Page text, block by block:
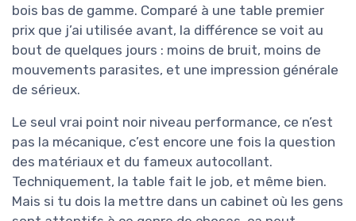
bois bas de gamme. Comparé à une table premier
prix que j’ai utilisée avant, la différence se voit au
bout de quelques jours : moins de bruit, moins de
mouvements parasites, et une impression générale
de sérieux.
Le seul vrai point noir niveau performance, ce n’est
pas la mécanique, c’est encore une fois la question
des matériaux et du fameux autocollant.
Techniquement, la table fait le job, et même bien.
Mais si tu dois la mettre dans un cabinet où les gens